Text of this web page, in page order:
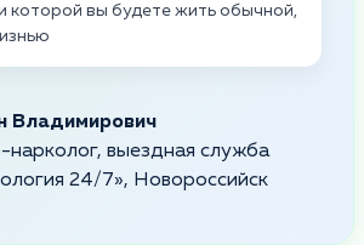
которой вы будете жить обычной,
Владимирович
нарколог, выездная служба
24/7», Новороссийск